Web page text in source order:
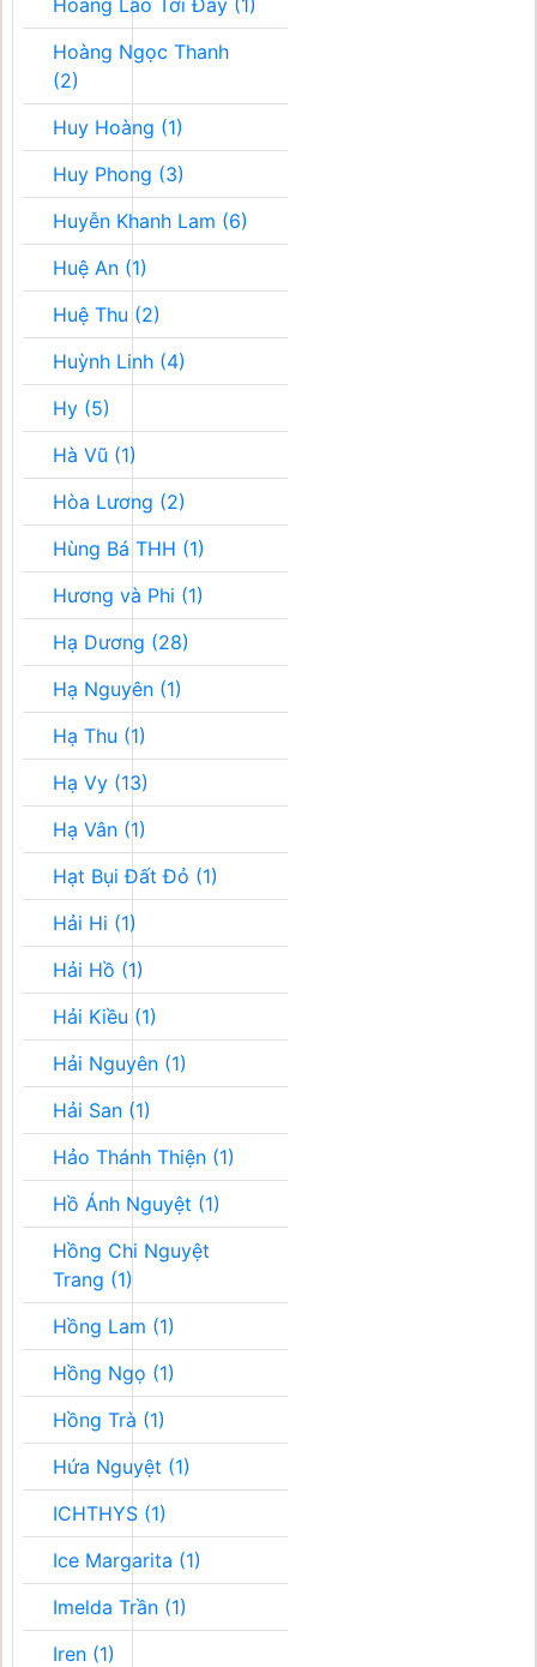
Hoàng Lão Tới Đây (1)
Hoàng Ngọc Thanh
(2)
Huy Hoàng (1)
Huy Phong (3)
Huyễn Khanh Lam (6)
Huệ An (1)
Huệ Thu (2)
Huỳnh Linh (4)
Hy (5)
Hà Vũ (1)
Hòa Lương (2)
Hùng Bá THH (1)
Hương và Phi (1)
Hạ Dương (28)
Hạ Nguyên (1)
Hạ Thu (1)
Hạ Vy (13)
Hạ Vân (1)
Hạt Bụi Đất Đỏ (1)
Hải Hi (1)
Hải Hồ (1)
Hải Kiều (1)
Hải Nguyên (1)
Hải San (1)
Hảo Thánh Thiện (1)
Hồ Ánh Nguyệt (1)
Hồng Chi Nguyệt
Trang (1)
Hồng Lam (1)
Hồng Ngọ (1)
Hồng Trà (1)
Hứa Nguyệt (1)
ICHTHYS (1)
Ice Margarita (1)
Imelda Trần (1)
Iren (1)